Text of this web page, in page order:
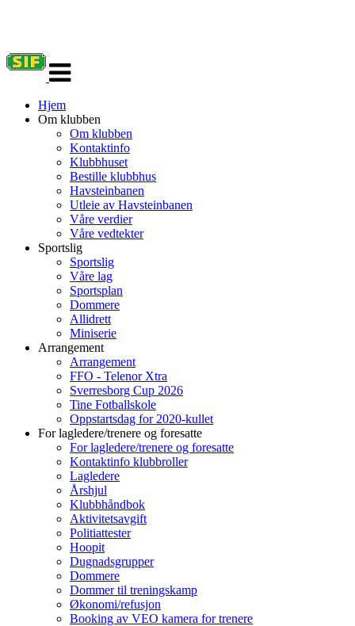
navigasjon
Hjem
Om klubben
Om klubben
Kontaktinfo
Klubbhuset
Bestille klubbhus
Havsteinbanen
Utleie av Havsteinbanen
Våre verdier
Våre vedtekter
Sportslig
Sportslig
Våre lag
Sportsplan
Dommere
Allidrett
Miniserie
Arrangement
Arrangement
FFO - Telenor Xtra
Sverresborg Cup 2026
Tine Fotballskole
Oppstartsdag for 2020-kullet
For lagledere/trenere og foresatte
For lagledere/trenere og foresatte
Kontaktinfo klubbroller
Lagledere
Årshjul
Klubbhåndbok
Aktivitetsavgift
Politiattester
Hoopit
Dugnadsgrupper
Dommere
Dommer til treningskamp
Økonomi/refusjon
Booking av VEO kamera for trenere